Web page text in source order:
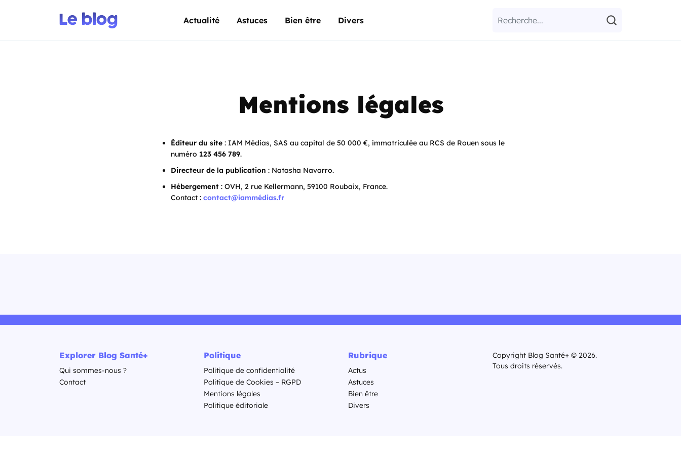
Actualité Astuces Bien être Divers
Mentions légales
Éditeur du site : IAM Médias, SAS au capital de 50 000 €, immatriculée au RCS de Rouen sous le
numéro 123 456 789.
Directeur de la publication : Natasha Navarro.
Hébergement : OVH, 2 rue Kellermann, 59100 Roubaix, France.
Contact : contact@iammédias.fr
Explorer Blog Santé+
Qui sommes-nous ?
Contact
Politique
Politique de confidentialité
Politique de Cookies – RGPD
Mentions légales
Politique éditoriale
Rubrique
Actus
Astuces
Bien être
Divers
Copyright Blog Santé+ © 2026.
Tous droits réservés.